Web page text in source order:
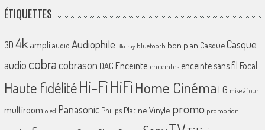
ÉTIQUETTES
3D 4k ampliaudio Audiophile Blu-ray bluetooth bon plan CasqueCasque
audio cobracobrason DAC Enceinte enceintes enceinte sans fil Focal
Haute fidélitéHi-FiHiFiHome Cinéma LG mise à jour
multiroom oled Panasonic Philips Platine Vinyle promo promotion